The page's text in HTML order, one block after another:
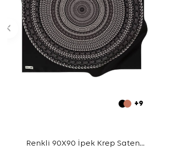
+9
Renkli 90X90 İpek Krep Saten